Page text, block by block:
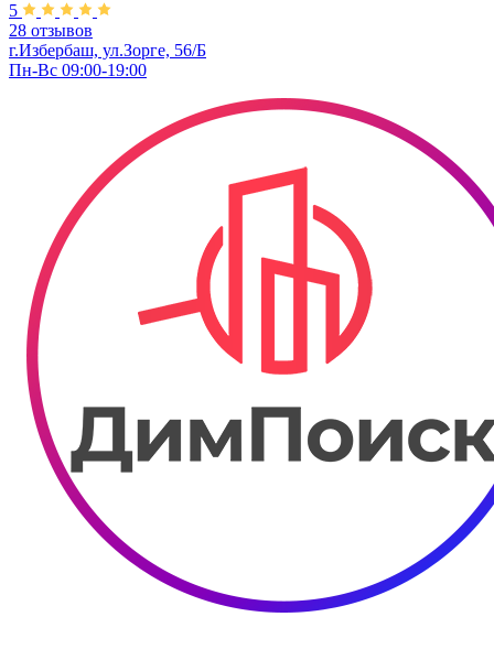
5
28 отзывов
г.Избербаш, ул.Зорге, 56/Б
Пн-Вс 09:00-19:00